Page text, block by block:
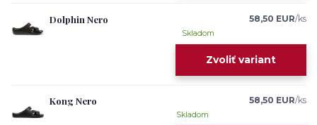
Dolphin Nero 58,50 EUR/ks
Skladom
Zvoliť variant
Kong Nero 58,50 EUR/ks
Skladom